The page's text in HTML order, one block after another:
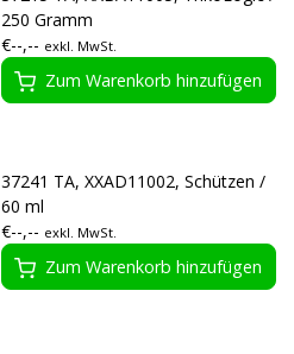
250 Gramm
€--,-- exkl. MwSt.
Zum Warenkorb hinzufügen
37241 TA, XXAD11002, Schützen /
60 ml
€--,-- exkl. MwSt.
Zum Warenkorb hinzufügen